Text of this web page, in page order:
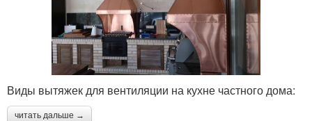
Виды вытяжек для вентиляции на кухне частного дома:
читать дальше →